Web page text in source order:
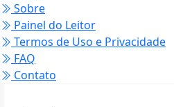
Sobre
Painel do Leitor
Termos de Uso e Privacidade
FAQ
Contato